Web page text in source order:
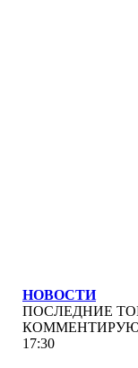
НОВОСТИ
ПОСЛЕДНИЕ
17:30